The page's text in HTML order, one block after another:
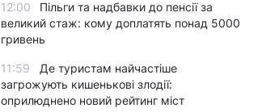
12:00
Пільги та надбавки до пенсії за
великий стаж: кому доплатять понад 5000
гривень
11:59
Де туристам найчастіше
загрожують кишенькові злодії:
оприлюднено новий рейтинг міст